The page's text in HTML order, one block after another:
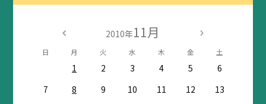
2010年11月
日 月 火 水 木 金 土
1 2 3 4 5
6
7
8 9 10 11 12
13